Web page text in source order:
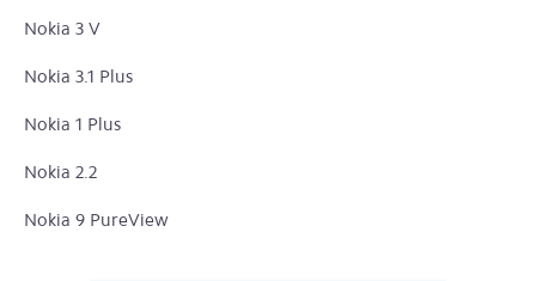
Nokia 3 V
Nokia 3.1 Plus
Nokia 1 Plus
Nokia 2.2
Nokia 9 PureView